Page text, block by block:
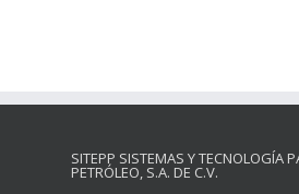
SITEPP SISTEMAS Y TECNOLOGÍA
PETRÓLEO, S.A. DE C.V.